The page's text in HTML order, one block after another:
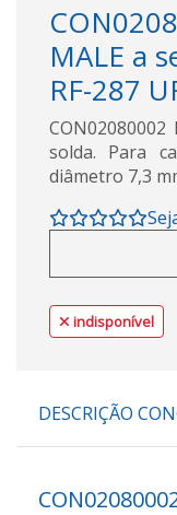
MALE a
RF-287
solda. Para
diâmetro 7,3
indisponível
DESCRIÇÃO